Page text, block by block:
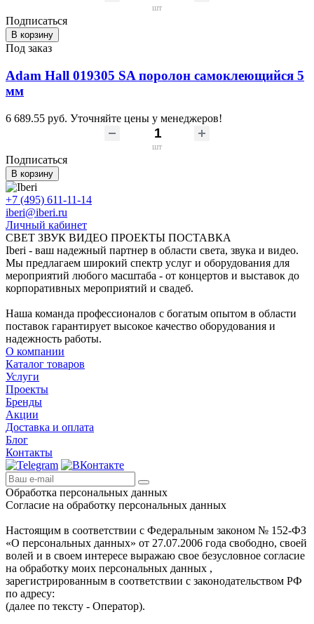
шт
Подписаться
В корзину
Под заказ
Adam Hall 019305 SA поролон самоклеющийся 5
мм
6 689.55 руб. Уточняйте цены у менеджеров!
шт
Подписаться
В корзину
+7 (495) 611-11-14
iberi@iberi.ru
Личный кабинет
СВЕТ ЗВУК ВИДЕО ПРОЕКТЫ ПОСТАВКА
Iberi - ваш надежный партнер в области света, звука и видео.
Мы предлагаем широкий спектр услуг и оборудования для
мероприятий любого масштаба - от концертов и выставок до
корпоративных мероприятий и свадеб.
Наша команда профессионалов с богатым опытом в области
поставок гарантирует высокое качество оборудования и
надежность работы.
О компании
Каталог товаров
Услуги
Проекты
Бренды
Акции
Доставка и оплата
Блог
Контакты
Обработка персональных данных
Согласие на обработку персональных данных
Настоящим в соответствии с Федеральным законом № 152-ФЗ
«О персональных данных» от 27.07.2006 года свободно, своей
волей и в своем интересе выражаю свое безусловное согласие
на обработку моих персональных данных ,
зарегистрированным в соответствии с законодательством РФ
по адресу:
(далее по тексту - Оператор).